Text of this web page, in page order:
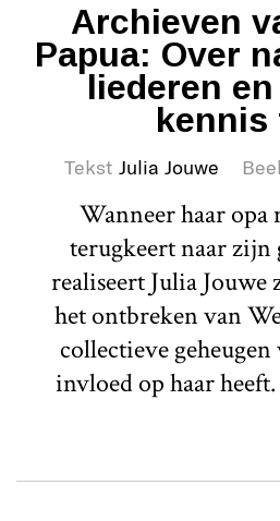
Archieven
Papua: Over
liederen
kennis
Tekst Julia Jouwe
Wanneer haar
terugkeert naar zijn
realiseert Julia Jouwe
het ontbreken van
collectieve
invloed op haar heeft.